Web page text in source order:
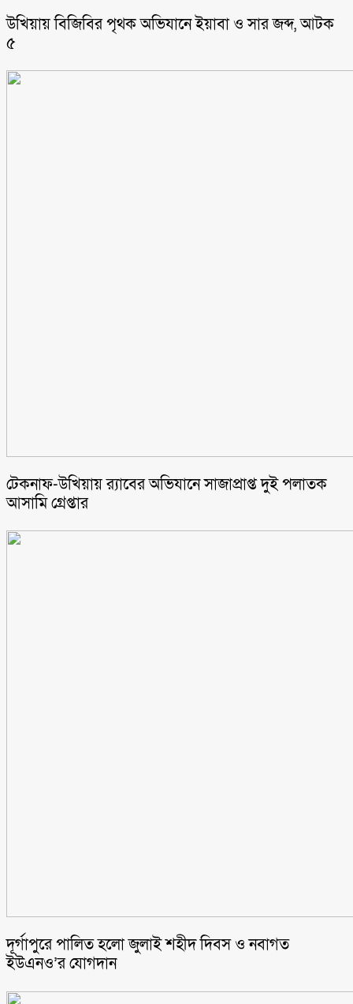
উখিয়ায় বিজিবির পৃথক অভিযানে ইয়াবা ও সার জব্দ, আটক
৫
টেকনাফ-উখিয়ায় র‌্যাবের অভিযানে সাজাপ্রাপ্ত দুই পলাতক
আসামি গ্রেপ্তার
‎দূর্গাপুরে পালিত হলো জুলাই শহীদ দিবস ও নবাগত
ইউএনও’র যোগদান ‎